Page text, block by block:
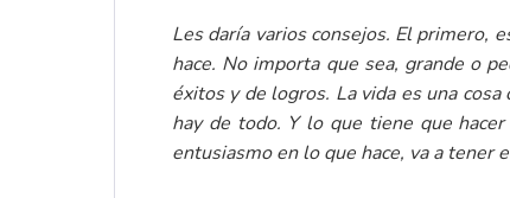
Les daría varios consejos. El primero,
hace. No importa que sea, grande o
éxitos y de logros. La vida es una
hay de todo. Y lo que tiene que
entusiasmo en lo que hace, va a tener